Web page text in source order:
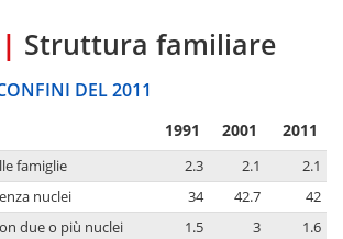
| Struttura familiare
DEL 2011
1991 2001 2011
famiglie 2.3 2.1
2.1
nuclei
34 42.7
42
due o più nuclei
1.5 3 1.6